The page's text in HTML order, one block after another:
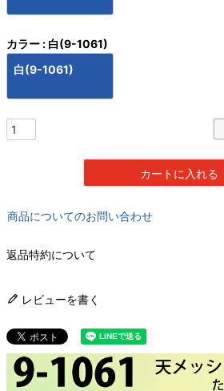
カラー
白(9-1061)
白(9-1061)
カートに入れる
商品についてのお問い合わせ
返品特約について
レビューを書く